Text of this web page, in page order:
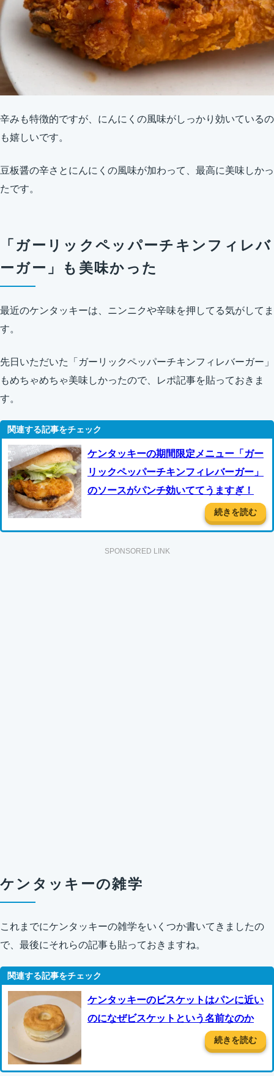
辛みも特徴的ですが、にんにくの風味がしっかり効いているの
も嬉しいです。
豆板醤の辛さとにんにくの風味が加わって、最高に美味しかっ
たです。
「ガーリックペッパーチキンフィレバ
ーガー」も美味かった
最近のケンタッキーは、ニンニクや辛味を押してる気がしてま
す。
先日いただいた「ガーリックペッパーチキンフィレバーガー」
もめちゃめちゃ美味しかったので、レポ記事を貼っておきま
す。
ケンタッキーの期間限定メニュー「ガー
リックペッパーチキンフィレバーガー」
のソースがパンチ効いててうますぎ！
続きを読む
SPONSORED LINK
ケンタッキーの雑学
これまでにケンタッキーの雑学をいくつか書いてきましたの
で、最後にそれらの記事も貼っておきますね。
ケンタッキーのビスケットはパンに近い
のになぜビスケットという名前なのか
続きを読む